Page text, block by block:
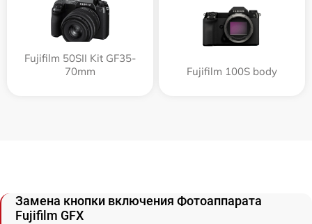
Fujifilm 50SII Kit GF35-
70mm
Fujifilm 100S body
Замена кнопки включения Фотоаппарата
Fujifilm GFX